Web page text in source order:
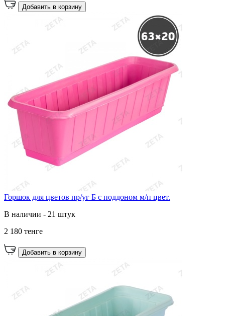
Добавить в корзину
Горшок для цветов пр/уг Б с поддоном м/п цвет.
В наличии - 21 штук
2 180 тенге
Добавить в корзину